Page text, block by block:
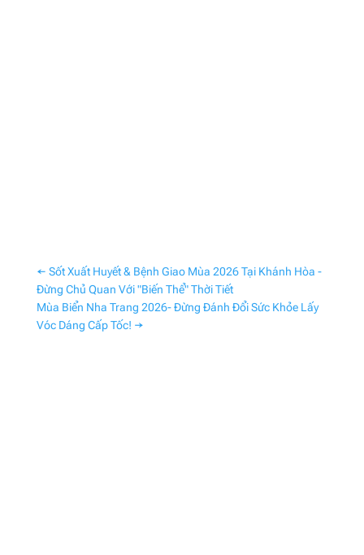
← Sốt Xuất Huyết & Bệnh Giao Mùa 2026 Tại Khánh Hòa -
Đừng Chủ Quan Với "Biến Thể" Thời Tiết
Mùa Biển Nha Trang 2026- Đừng Đánh Đổi Sức Khỏe Lấy
Vóc Dáng Cấp Tốc! →